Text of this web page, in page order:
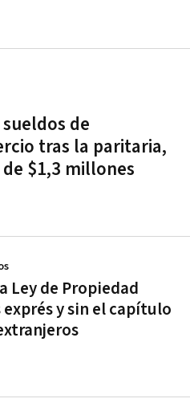
de
tras la paritaria,
$1,3 millones
Ley de Propiedad
y sin el capítulo